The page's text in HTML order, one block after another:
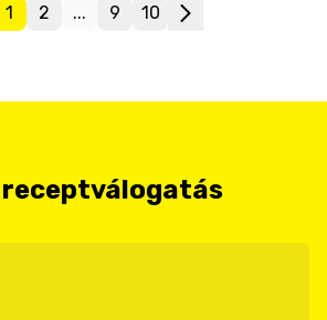
1 2 ... 9 10
receptválogatás